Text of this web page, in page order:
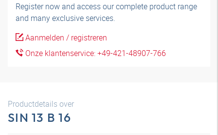
Register now and access our complete product range
and many exclusive services.
Aanmelden / registreren
Onze klantenservice: +49-421-48907-766
Productdetails over
SIN 13 B 16